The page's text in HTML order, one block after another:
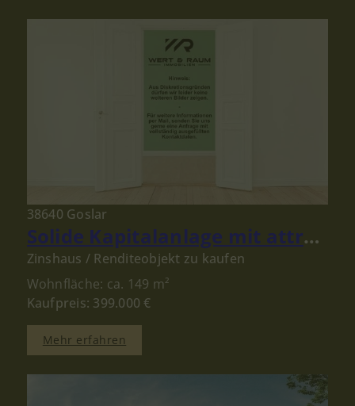
38640 Goslar
Solide Kapitalanlage mit attraktivem Ertrag in der Goslarer Altstadt
Zinshaus / Renditeobjekt zu kaufen
Wohnfläche: ca. 149 m²
Kaufpreis: 399.000 €
Mehr erfahren